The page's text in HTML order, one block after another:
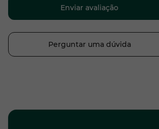
Enviar avaliação
Perguntar uma dúvida